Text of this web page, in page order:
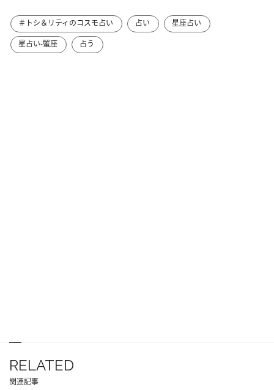
＃トシ＆リティのコスモ占い 占い
星座占い
星占い-蟹座
占う
RELATED
関連記事